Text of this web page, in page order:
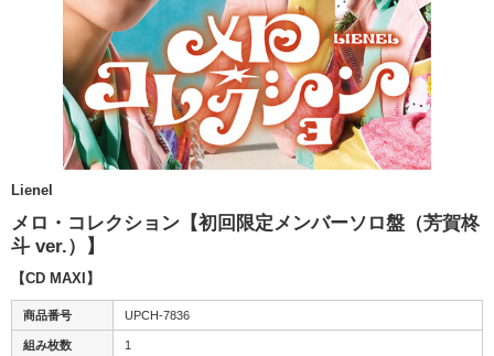
Lienel
メロ・コレクション【初回限定メンバーソロ盤（芳賀柊
斗 ver.）】
【CD MAXI】
商品番号 UPCH-7836
組み枚数 1